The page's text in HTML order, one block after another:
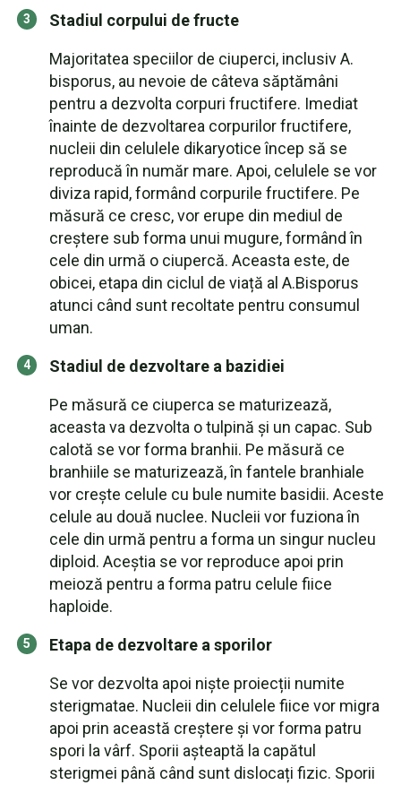
Stadiul corpului de fructe
Majoritatea speciilor de ciuperci, inclusiv A.
bisporus, au nevoie de câteva săptămâni
pentru a dezvolta corpuri fructifere. Imediat
înainte de dezvoltarea corpurilor fructifere,
nucleii din celulele dikaryotice încep să se
reproducă în număr mare. Apoi, celulele se vor
diviza rapid, formând corpurile fructifere. Pe
măsură ce cresc, vor erupe din mediul de
creștere sub forma unui mugure, formând în
cele din urmă o ciupercă. Aceasta este, de
obicei, etapa din ciclul de viață al A.Bisporus
atunci când sunt recoltate pentru consumul
uman.
Stadiul de dezvoltare a bazidiei
Pe măsură ce ciuperca se maturizează,
aceasta va dezvolta o tulpină și un capac. Sub
calotă se vor forma branhii. Pe măsură ce
branhiile se maturizează, în fantele branhiale
vor crește celule cu bule numite basidii. Aceste
celule au două nuclee. Nucleii vor fuziona în
cele din urmă pentru a forma un singur nucleu
diploid. Aceștia se vor reproduce apoi prin
meioză pentru a forma patru celule fiice
haploide.
Etapa de dezvoltare a sporilor
Se vor dezvolta apoi niște proiecții numite
sterigmatae. Nucleii din celulele fiice vor migra
apoi prin această creștere și vor forma patru
spori la vârf. Sporii așteaptă la capătul
sterigmei până când sunt dislocați fizic. Sporii